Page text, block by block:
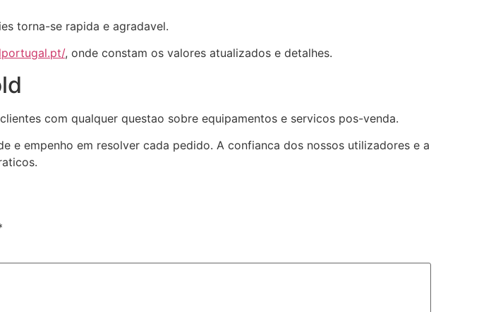
torna-se rapida e agradavel.
, onde constam os valores atualizados e detalhes.
com qualquer questao sobre equipamentos e servicos pos-venda.
e empenho em resolver cada pedido. A confianca dos nossos utilizadores e a